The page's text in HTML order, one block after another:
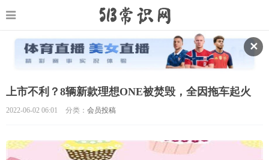
✕
上市不利？8辆新款理想ONE被焚毁，全因拖车起火
2022-06-02 06:01 分类： 会员投稿